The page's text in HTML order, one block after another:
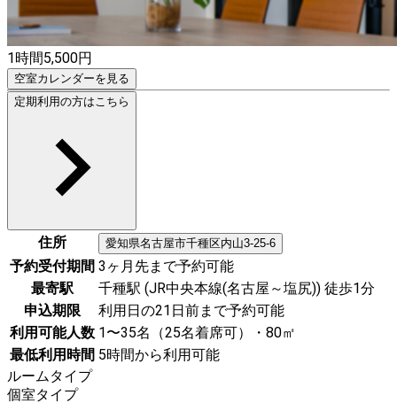
1時間5,500円
空室カレンダーを見る
定期利用の方はこちら
住所 愛知県名古屋市千種区内山3-25-6
予約受付期間 3ヶ月先まで予約可能
最寄駅
千種駅 (JR中央本線(名古屋～塩尻)) 徒歩1分
申込期限
利用日の21日前まで予約可能
利用可能人数 1〜35名（25名着席可）・80㎡
最低利用時間 5時間から利用可能
ルームタイプ
個室タイプ